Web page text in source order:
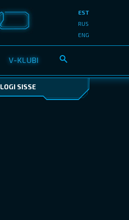
V-KLUBI
EST
RUS
ENG
LOGI SISSE